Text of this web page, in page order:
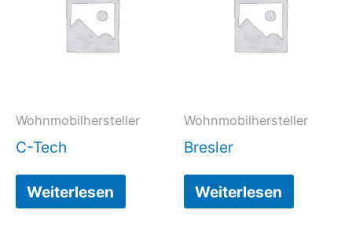
Wohnmobilhersteller
C-Tech
Weiterlesen
Wohnmobilhersteller
Bresler
Weiterlesen